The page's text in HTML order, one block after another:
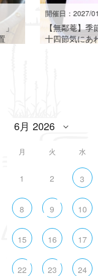
開催日：2027/
【無鄰菴】
十四節気にあ
月 火 水
1 2 3
8 9 10
15 16 17
22 23 24